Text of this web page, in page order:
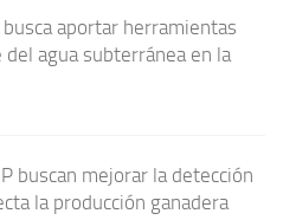
aportar herramientas
agua subterránea en la
buscan mejorar la detección
la producción ganadera